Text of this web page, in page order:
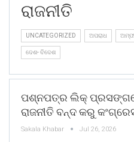
ରାଜନୀତି
UNCATEGORIZED ଅପରାଧ
ଦେଶ- ବିଦେଶ
ପଶ୍ନପତ୍ର ଲିକ୍ ପ୍ରସଙ୍ଗରେ
ରାଜନୀତି ବନ୍ଦ କରୁ
Sakala Khabar Jul 26, 2026